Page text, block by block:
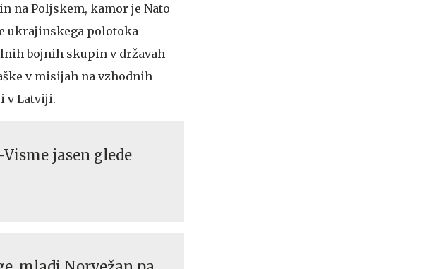
na Poljskem, kamor je Nato
ukrajinskega polotoka
bojnih skupin v državah
v misijah na vzhodnih
v Latviji.
jasen glede